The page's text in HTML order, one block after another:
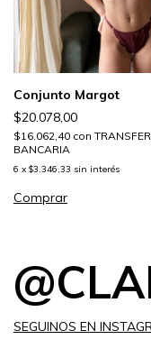
Conjunto Margot
$20.078,00
$16.062,40 con
BANCARIA
6 x $3.346,33 sin interés
Comprar
SEGUINOS EN